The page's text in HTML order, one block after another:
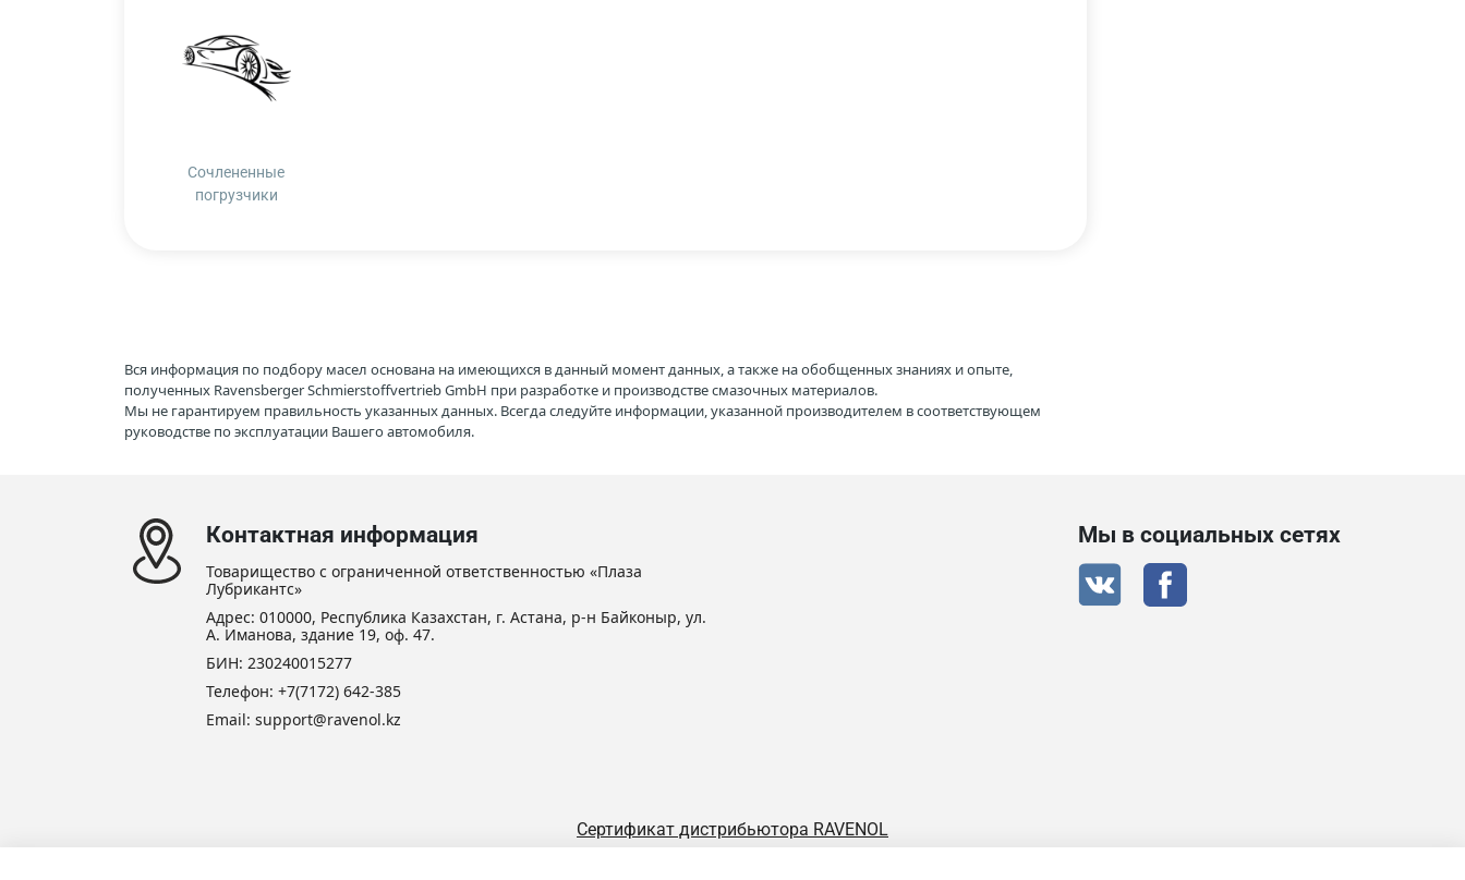
Сочлененные
погрузчики
Вся информация по подбору масел основана на имеющихся в данный момент данных, а также на обобщенных знаниях и опыте,
полученных Ravensberger Schmierstoffvertrieb GmbH при разработке и производстве смазочных материалов.
Мы не гарантируем правильность указанных данных. Всегда следуйте информации, указанной производителем в соответствующем
руководстве по эксплуатации Вашего автомобиля.
Контактная информация
Товарищество с ограниченной ответственностью «Плаза
Лубрикантс»
Адрес: 010000, Республика Казахстан, г. Астана, р-н Байконыр, ул.
А. Иманова, здание 19, оф. 47.
БИН: 230240015277
Телефон: +7(7172) 642-385
Email: support@ravenol.kz
Мы в социальных сетях
Сертификат дистрибьютора RAVENOL